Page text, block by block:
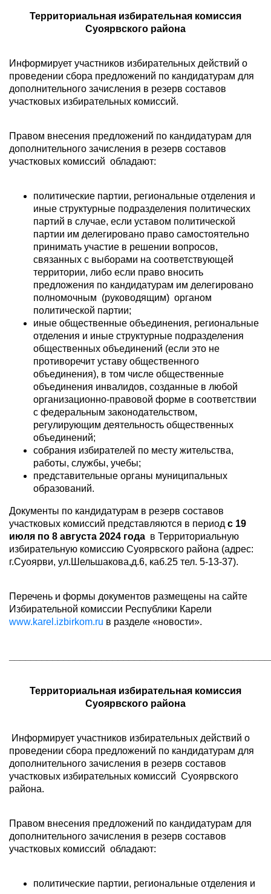
Территориальная избирательная комиссия
Суоярвского района
Информирует участников избирательных действий о
проведении сбора предложений по кандидатурам для
дополнительного зачисления в резерв составов
участковых избирательных комиссий.
Правом внесения предложений по кандидатурам для
дополнительного зачисления в резерв составов
участковых комиссий обладают:
политические партии, региональные отделения и
иные структурные подразделения политических
партий в случае, если уставом политической
партии им делегировано право самостоятельно
принимать участие в решении вопросов,
связанных с выборами на соответствующей
территории, либо если право вносить
предложения по кандидатурам им делегировано
полномочным (руководящим) органом
политической партии;
иные общественные объединения, региональные
отделения и иные структурные подразделения
общественных объединений (если это не
противоречит уставу общественного
объединения), в том числе общественные
объединения инвалидов, созданные в любой
организационно-правовой форме в соответствии
с федеральным законодательством,
регулирующим деятельность общественных
объединений;
собрания избирателей по месту жительства,
работы, службы, учебы;
представительные органы муниципальных
образований.
Документы по кандидатурам в резерв составов
участковых комиссий представляются в период с 19
июля по 8 августа 2024 года в Территориальную
избирательную комиссию Суоярвского района (адрес:
г.Суоярви, ул.Шельшакова,д.6, каб.25 тел. 5-13-37).
Перечень и формы документов размещены на сайте
Избирательной комиссии Республики Карели
www.karel.izbirkom.ru в разделе «новости».
Территориальная избирательная комиссия
Суоярвского района
Информирует участников избирательных действий о
проведении сбора предложений по кандидатурам для
дополнительного зачисления в резерв составов
участковых избирательных комиссий Суоярвского
района.
Правом внесения предложений по кандидатурам для
дополнительного зачисления в резерв составов
участковых комиссий обладают:
политические партии, региональные отделения и